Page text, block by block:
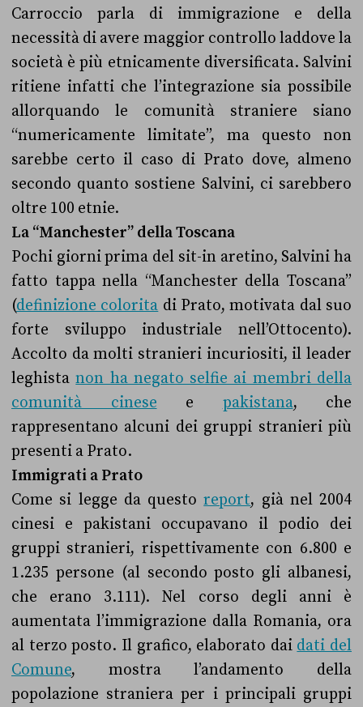
Carroccio parla di immigrazione e della
necessità di avere maggior controllo laddove la
società è più etnicamente diversificata. Salvini
ritiene infatti che l’integrazione sia possibile
allorquando le comunità straniere siano
“numericamente limitate”, ma questo non
sarebbe certo il caso di Prato dove, almeno
secondo quanto sostiene Salvini, ci sarebbero
oltre 100 etnie.
La “Manchester” della Toscana
Pochi giorni prima del sit-in aretino, Salvini ha
fatto tappa nella “Manchester della Toscana”
(definizione colorita di Prato, motivata dal suo
forte sviluppo industriale nell’Ottocento).
Accolto da molti stranieri incuriositi, il leader
leghistanon ha negato selfie ai membri della
comunità cinese e pakistana, che
rappresentano alcuni dei gruppi stranieri più
presenti a Prato.
Immigrati a Prato
Come si legge da questoreport, già nel 2004
cinesi e pakistani occupavano il podio dei
gruppi stranieri, rispettivamente con 6.800 e
1.235 persone (al secondo posto gli albanesi,
che erano 3.111). Nel corso degli anni è
aumentata l’immigrazione dalla Romania, ora
al terzo posto. Il grafico, elaborato dai dati del
Comune, mostra l’andamento della
popolazione straniera per i principali gruppi